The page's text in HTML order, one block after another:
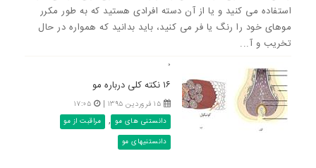
استفاده می کنید و یا از آن دسته افرادی هستید که به طور مکرر
موهای خود را رنگ یا فر می کنید، باید بدانید که همواره در حال
تخریب و آ...
۰
۱۶ نکته کلی درباره مو
۱۵ فروردین ۱۳۹۵ | ۱۷:۰۵
دانستنی های مو ,
مراقبت از مو
دانستنیهای مو